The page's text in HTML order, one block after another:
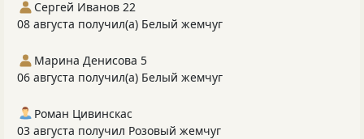
Сергей Иванов 22
08 августа получил(а) Белый жемчуг
Марина Денисова 5
06 августа получил(а) Белый жемчуг
Роман Цивинскас
03 августа получил Розовый жемчуг